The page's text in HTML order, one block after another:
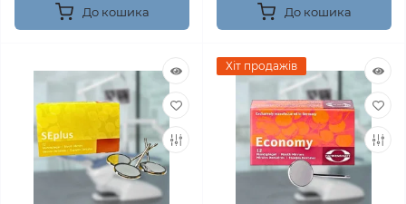
До кошика До кошика
Хіт продажів